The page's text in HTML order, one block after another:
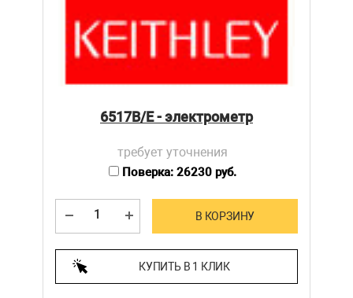
6517B/E - электрометр
требует уточнения
Поверка: 26230 руб.
В КОРЗИНУ
КУПИТЬ В 1 КЛИК